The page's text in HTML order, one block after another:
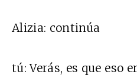
Alizia: continúa
tú:Verás, es que eso